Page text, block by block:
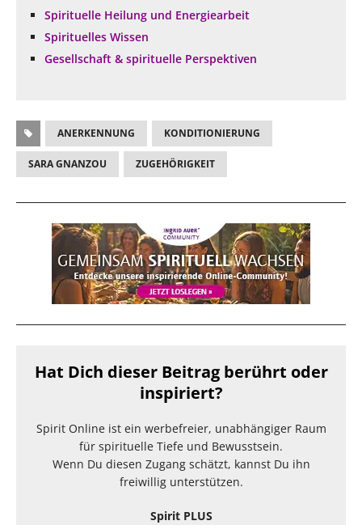
Spirituelle Heilung und Energiearbeit
Spirituelles Wissen
Gesellschaft & spirituelle Perspektiven
ANERKENNUNG KONDITIONIERUNG
SARA GNANZOU ZUGEHÖRIGKEIT
Hat Dich dieser Beitrag berührt oder
inspiriert?
Spirit Online ist ein werbefreier, unabhängiger Raum
für spirituelle Tiefe und Bewusstsein.
Wenn Du diesen Zugang schätzt, kannst Du ihn
freiwillig unterstützen.
Spirit PLUS